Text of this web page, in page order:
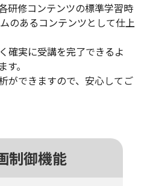
研修コンテンツの標準学習時
のあるコンテンツとして仕上
確実に受講を完了できるよ
。
ができますので、安心してご
制御機能